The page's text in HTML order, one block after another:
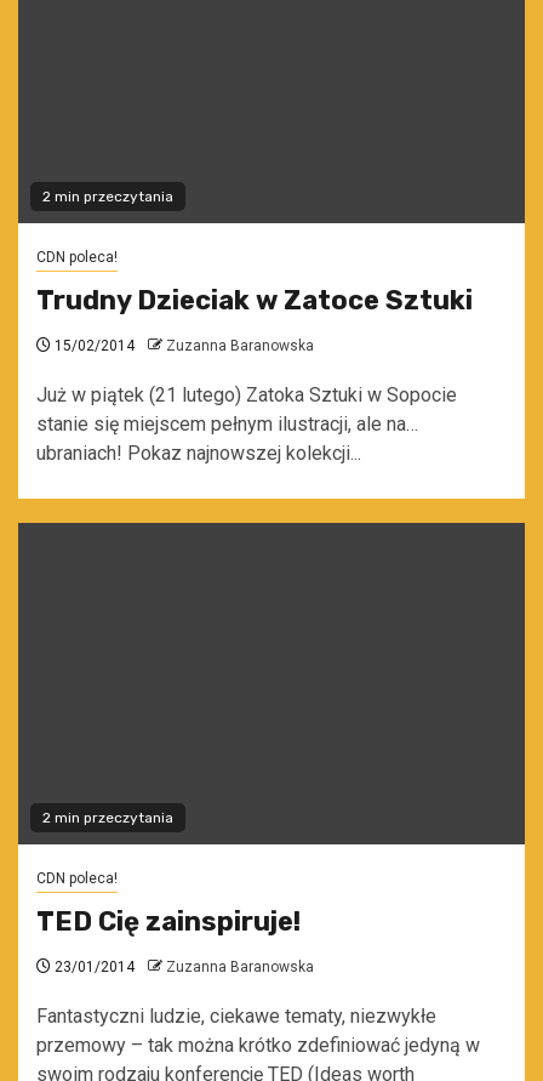
2 min przeczytania
CDN poleca!
Trudny Dzieciak w Zatoce Sztuki
15/02/2014 Zuzanna Baranowska
Już w piątek (21 lutego) Zatoka Sztuki w Sopocie
stanie się miejscem pełnym ilustracji, ale na…
ubraniach! Pokaz najnowszej kolekcji...
2 min przeczytania
CDN poleca!
TED Cię zainspiruje!
23/01/2014 Zuzanna Baranowska
Fantastyczni ludzie, ciekawe tematy, niezwykłe
przemowy – tak można krótko zdefiniować jedyną w
swoim rodzaju konferencję TED (Ideas worth